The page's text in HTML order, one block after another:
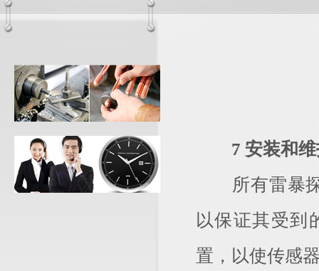
7 安装和
所有雷暴探
以保证其受到
置，以使传感